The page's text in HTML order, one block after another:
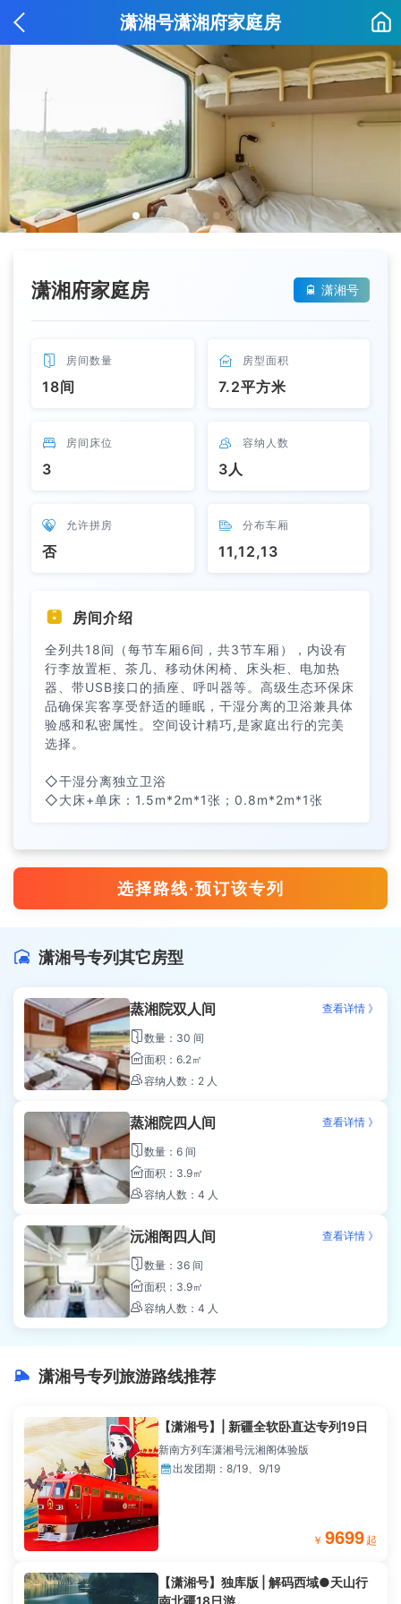
潇湘号潇湘府家庭房
潇湘府家庭房  潇湘号
 房间数量
18间
 房型面积
7.2平方米
 房间床位
3
 容纳人数
3人
 允许拼房
否
 分布车厢
11,12,13
 房间介绍
全列共18间（每节车厢6间，共3节车厢），内设有
行李放置柜、茶几、移动休闲椅、床头柜、电加热
器、带USB接口的插座、呼叫器等。高级生态环保床
品确保宾客享受舒适的睡眠，干湿分离的卫浴兼具体
验感和私密属性。空间设计精巧,是家庭出行的完美
选择。
◇干湿分离独立卫浴
◇大床+单床：1.5m*2m*1张；0.8m*2m*1张
选择路线·预订该专列
 潇湘号专列其它房型
蒸湘院双人间
数量：30 间
面积：6.2㎡
容纳人数：2 人
查看详情 》
蒸湘院四人间
数量：6 间
面积：3.9㎡
容纳人数：4 人
查看详情 》
沅湘阁四人间
数量：36 间
面积：3.9㎡
容纳人数：4 人
查看详情 》
 潇湘号专列旅游路线推荐
【潇湘号】| 新疆全软卧直达专列19日
新南方列车潇湘号沅湘阁体验版
出发团期： 8/19、9/19
￥ 9699 起
【潇湘号】独库版 | 解码西域●天山行
南北疆18日游